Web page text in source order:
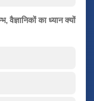
वैज्ञानिकों का ध्यान क्यों